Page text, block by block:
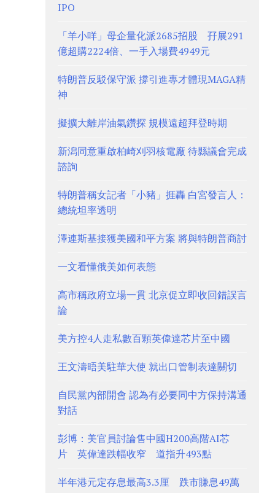
IPO
「羊小咩」母企量化派2685招股 孖展291
億超購2224倍、一手入場費4949元
特朗普反駁保守派 撐引進專才體現MAGA精
神
擬擴大離岸油氣鑽探 規模遠超拜登時期
新潟同意重啟柏崎刈羽核電廠 待縣議會完成
諮詢
特朗普稱女記者「小豬」捱轟 白宮發言人：
總統坦率透明
澤連斯基接獲美國和平方案 將與特朗普商討
一文看懂俄美如何表態
高市稱政府立場一貫 北京促立即收回錯誤言
論
美方控4人走私數百顆英偉達芯片至中國
王文濤晤美駐華大使 就出口管制表達關切
自民黨內部開會 認為有必要同中方保持溝通
對話
彭博：美官員討論售中國H200高階AI芯
片 英偉達跌幅收窄 道指升493點
半年港元定存息最高3.3厘 跌市賺息49萬